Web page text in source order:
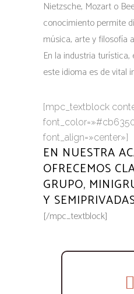
Nietzsche, Mozart o
conocimiento permite
música, arte y filosofía
En la industria
este idioma es de vital
[mpc_textblock
font_align=»center»]
EN NUESTRA
OFRECEMOS
GRUPO,
Y
[/mpc_textblock]